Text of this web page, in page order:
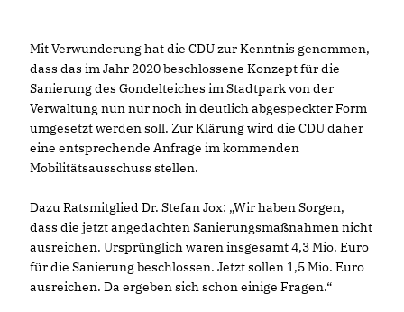
Mit Verwunderung hat die CDU zur Kenntnis genommen,
dass das im Jahr 2020 beschlossene Konzept für die
Sanierung des Gondelteiches im Stadtpark von der
Verwaltung nun nur noch in deutlich abgespeckter Form
umgesetzt werden soll. Zur Klärung wird die CDU daher
eine entsprechende Anfrage im kommenden
Mobilitätsausschuss stellen.
Dazu Ratsmitglied Dr. Stefan Jox: „Wir haben Sorgen,
dass die jetzt angedachten Sanierungsmaßnahmen nicht
ausreichen. Ursprünglich waren insgesamt 4,3 Mio. Euro
für die Sanierung beschlossen. Jetzt sollen 1,5 Mio. Euro
ausreichen. Da ergeben sich schon einige Fragen.“